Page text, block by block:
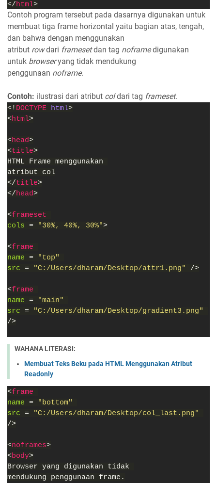
</html>
Contoh program tersebut pada dasarnya digunakan untuk
membuat tiga frame horizontal yaitu bagian atas, tengah,
dan bahwa dengan menggunakan
atribut rowdari framesetdan tag noframedigunakan
untuk browseryang tidak mendukung
penggunaan noframe.
Contoh: ilustrasi dari atribut coldari tag frameset.
<! DOCTYPE html>
<html>
<head>
<title>
HTML Frame menggunakan
atribut col
</title>
</head>
<frameset
cols = "30%, 40%, 30%">
<frame
name =
"top"
src = "C:/Users/dharam/Desktop/attr1.png" />
<frame
name =
"main"
src =
/>
WAHANA LITERASI:
Membuat Teks Beku pada HTML Menggunakan Atribut
Readonly
<frame
name =
"bottom"
src =
/>
<noframes>
<body>
Browser yang digunakan tidak
mendukung penggunaan frame.